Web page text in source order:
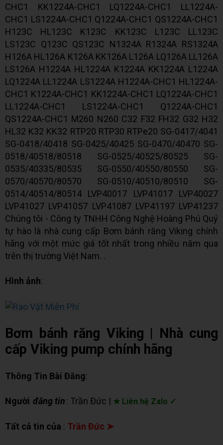
CHC1 KK1224A-CHC1 LQ1224A-CHC1 LL1224A-
CHC1 LS1224A-CHC1 Q1224A-CHC1 QS1224A-CHC1
H123C HL123C K123C KK123C L123C LL123C
LS123C Q123C QS123C N1324A R1324A RS1324A
H126A HL126A K126A KK126A L126A LQ126A LL126A
LS126A H1224A HL1224A K1224A KK1224A L1224A
LQ1224A LL1224A LS1224A H1224A-CHC1 HL1224A-
CHC1 K1224A-CHC1 KK1224A-CHC1 LQ1224A-CHC1
LL1224A-CHC1 LS1224A-CHC1 Q1224A-CHC1
QS1224A-CHC1 M260 N260 C32 F32 FH32 G32 H32
HL32 K32 KK32 RTP20 RTP30 RTPe20 SG-0417/4041
SG-0418/40418 SG-0425/40425 SG-0470/40470 SG-
0518/40518/80518 SG-0525/40525/80525 SG-
0535/40335/80535 SG-0550/40550/80550 SG-
0570/40570/80570 SG-0510/40510/80510 SG-
0514/40514/80514 LVP40017 LVP41017 LVP40027
LVP41027 LVP41057 LVP41087 LVP41197 LVP41237
Chúng tôi - Công ty TNHH Công Nghệ Hoàng Phú Quý
tự hào là nhà cung cấp Bơm bánh răng Viking chính
hãng với một mức giá tốt nhất trong nhiều năm qua
trên thị trường Việt Nam. .
Hình ảnh:
Bơm bánh răng Viking | Nhà cung
cấp Viking pump chính hãng
Thông Tin Bài Đăng:
Người đăng tin: Trần Đức | ★ Liên hệ Zalo ✓
Tất cả tin của : Trần Đức ➤